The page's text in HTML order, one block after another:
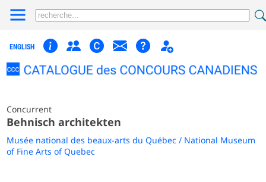
ENGLISH
Concurrent
Behnisch architekten
Musée national des beaux-arts du Québec / National Museum
of Fine Arts of Quebec